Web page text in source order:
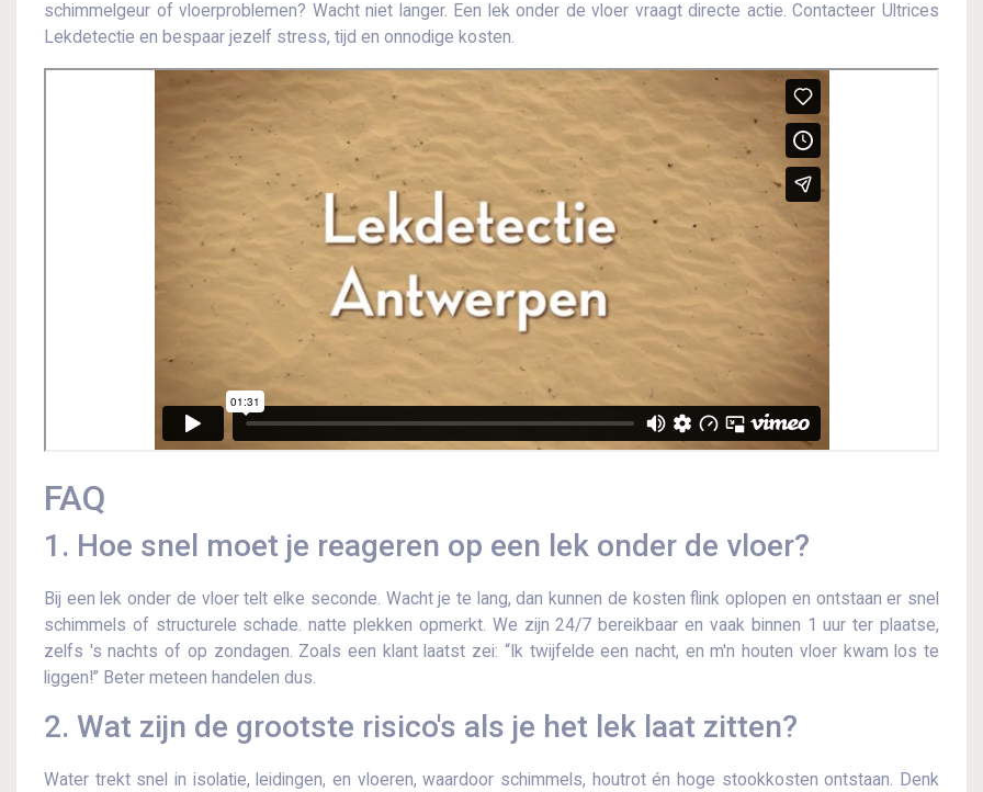
schimmelgeur of vloerproblemen? Wacht niet langer.​ Een lek onder de vloer vraagt ​​directe actie.​ Contacteer Ultrices
Lekdetectie en bespaar jezelf stress, tijd en onnodige kosten.​
FAQ
1.​ Hoe snel moet je reageren op een lek onder de vloer?
Bij een lek onder de vloer telt elke seconde. Wacht je te lang, dan kunnen de kosten flink oplopen en ontstaan ​​er snel
schimmels of structurele schade. natte plekken opmerkt.​ We zijn 24/7 bereikbaar en vaak binnen 1 uur ter plaatse,
zelfs 's nachts of op zondagen.​ Zoals een klant laatst zei: “Ik twijfelde een nacht, en m'n houten vloer kwam los te
liggen!” Beter meteen handelen dus.​
2.​ Wat zijn de grootste risico's als je het lek laat zitten?
Water trekt snel in isolatie, leidingen, en vloeren, waardoor schimmels, houtrot én hoge stookkosten ontstaan.​ Denk